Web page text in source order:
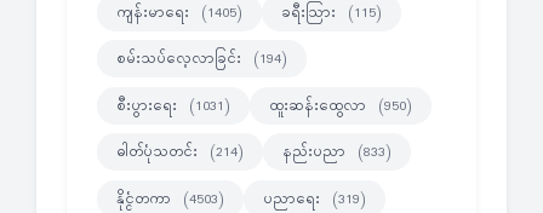
ကျန်းမာရေး (1405) ခရီးသြား (115)
စမ်းသပ်လေ့လာခြင်း (194)
စီးပွားရေး (1031) ထူးဆန်းထွေလာ (950)
ဓါတ်ပုံသတင်း (214) နည်းပညာ (833)
နိုင္ငံတကာ (4503) ပညာရေး (319)